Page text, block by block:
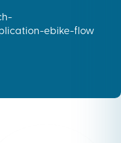
ebike-flow